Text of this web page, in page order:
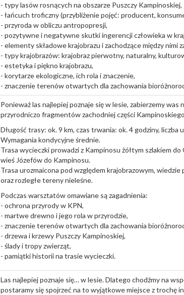
- typy lasów rosnących na obszarze Puszczy Kampinoskiej,
- łańcuch troficzny (przybliżenie pojęć: producent,
- przyroda w obliczu antropopresji,
- pozytywne i negatywne skutki ingerencji człowieka w
- elementy składowe krajobrazu i zachodzące między nimi
- typy krajobrazów: krajobraz pierwotny, naturalny,
- estetyka i piękno krajobrazu,
- korytarze ekologiczne, ich rola i znaczenie,
- znaczenie terenów otwartych dla zachowania
Ponieważ las najlepiej poznaje się w lesie, zabierzemy
przyrodniczo fragmentów zachodniej części
Długość trasy: ok. 9 km, czas trwania: ok. 4 godziny, liczba
Wymagania kondycyjne średnie.
Trasa wycieczki prowadzi z Kampinosu żółtym szlakiem
wieś Józefów do Kampinosu.
Trasa urozmaicona pod względem krajobrazowym,
oraz rozległe tereny nieleśne.
Podczas warsztatów omawiane są zagadnienia:
- ochrona przyrody w KPN,
- martwe drewno i jego rola w przyrodzie,
- znaczenie terenów otwartych dla zachowania
- drzewa i krzewy Puszczy Kampinoskiej,
- ślady i tropy zwierząt,
- pamiątki historii na trasie wycieczki.
Las najlepiej poznaje się… w lesie. Dlatego chodźmy na
postaramy się spojrzeć na to wyjątkowe miejsce z trochę